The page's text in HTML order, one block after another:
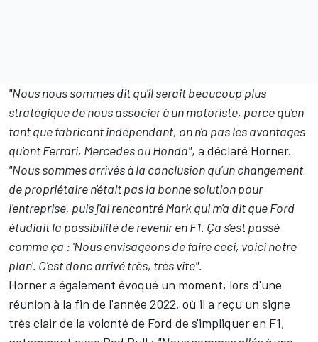
"Nous nous sommes dit qu'il serait beaucoup plus
stratégique de nous associer à un motoriste, parce qu'en
tant que fabricant indépendant, on n'a pas les avantages
qu'ont Ferrari, Mercedes ou Honda", a déclaré Horner.
"Nous sommes arrivés à la conclusion qu'un changement
de propriétaire n'était pas la bonne solution pour
l'entreprise, puis j'ai rencontré Mark qui m'a dit que Ford
étudiait la possibilité de revenir en F1. Ça s'est passé
comme ça : 'Nous envisageons de faire ceci, voici notre
plan'. C'est donc arrivé très, très vite".
Horner a également évoqué un moment, lors d'une
réunion à la fin de l'année 2022, où il a reçu un signe
très clair de la volonté de Ford de s'impliquer en F1,